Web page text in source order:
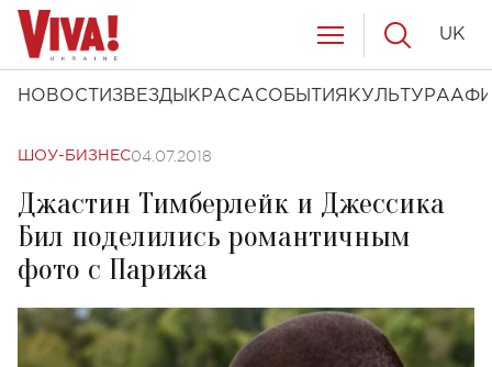
НОВОСТИ ЗВЕЗДЫ КРАСАСОБЫТИЯ КУЛЬТУРА
UK
ШОУ-БИЗНЕС04.07.2018
Джастин Тимберлейк и Джессика
Бил поделились романтичным
фото с Парижа